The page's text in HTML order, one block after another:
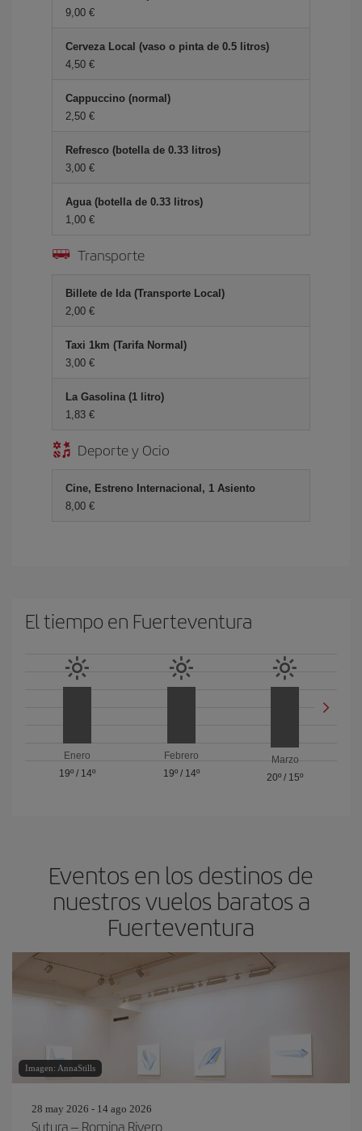
9,00 €
Cerveza Local (vaso o pinta de 0.5 litros)
4,50 €
Cappuccino (normal)
2,50 €
Refresco (botella de 0.33 litros)
3,00 €
Agua (botella de 0.33 litros)
1,00 €
Transporte
Billete de Ida (Transporte Local)
2,00 €
Taxi 1km (Tarifa Normal)
3,00 €
La Gasolina (1 litro)
1,83 €
Deporte y Ocio
Cine, Estreno Internacional, 1 Asiento
8,00 €
El tiempo en Fuerteventura
Enero
19º/ 14º
Febrero
19º/ 14º
Marzo
20º / 15º
Eventos en los destinos de
nuestros vuelos baratos a
Fuerteventura
Imagen: AnnaStills
28 may 2026 - 14 ago 2026
Sutura – Romina Rivero